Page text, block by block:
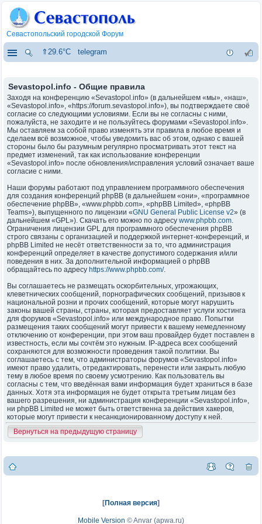
Севастопольский городской Форум
⇑29.6°C telegram
Sevastopol.info - Общие правила
Заходя на конференцию «Sevastopol.info» (в дальнейшем «мы», «наш»,
«Sevastopol.info», «https://forum.sevastopol.info»), вы подтверждаете своё
согласие со следующими условиями. Если вы не согласны с ними,
пожалуйста, не заходите и не пользуйтесь форумами «Sevastopol.info».
Мы оставляем за собой право изменять эти правила в любое время и
сделаем всё возможное, чтобы уведомить вас об этом, однако с вашей
стороны было бы разумным регулярно просматривать этот текст на
предмет изменений, так как использование конференции
«Sevastopol.info» после обновления/исправления условий означает ваше
согласие с ними.
Наши форумы работают под управлением программного обеспечения
для создания конференций phpBB (в дальнейшем «они», «программное
обеспечение phpBB», «www.phpbb.com», «phpBB Limited», «phpBB
Teams»), выпущенного по лицензии «GNU General Public License v2» (в
дальнейшем «GPL»). Скачать его можно по адресу www.phpbb.com.
Ограничения лицензии GPL для программного обеспечения phpBB
строго связаны с организацией и поддержкой интернет-конференций, и
phpBB Limited не несёт ответственности за то, что администрация
конференций определяет в качестве допустимого содержания и/или
поведения в них. За дополнительной информацией о phpBB
обращайтесь по адресу https://www.phpbb.com/.
Вы соглашаетесь не размещать оскорбительных, угрожающих,
клеветнических сообщений, порнографических сообщений, призывов к
национальной розни и прочих сообщений, которые могут нарушить
законы вашей страны, страны, которая предоставляет услуги хостинга
для форумов «Sevastopol.info» или международное право. Попытки
размещения таких сообщений могут привести к вашему немедленному
отключению от конференции, при этом ваш провайдер будет поставлен в
известность, если мы сочтём это нужным. IP-адреса всех сообщений
сохраняются для возможности проведения такой политики. Вы
соглашаетесь с тем, что администраторы форумов «Sevastopol.info»
имеют право удалить, отредактировать, перенести или закрыть любую
тему в любое время по своему усмотрению. Как пользователь вы
согласны с тем, что введённая вами информация будет храниться в базе
данных. Хотя эта информация не будет открыта третьим лицам без
вашего разрешения, ни администрация конференции «Sevastopol.info»,
ни phpBB Limited не может быть ответственна за действия хакеров,
которые могут привести к несанкционированному доступу к ней.
Вернуться на предыдущую страницу
[Полная версия]
Mobile Version ©Anvar (apwa.ru)